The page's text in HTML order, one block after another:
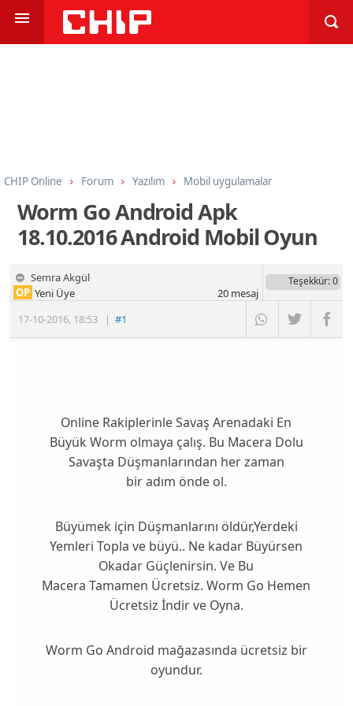
CHIP Online Forum Yazılım Mobil uygulamalar
Worm Go Android Apk
18.10.2016 Android Mobil Oyun
Semra Akgül
17-10-2016, 18:53 |#1
OP Yeni Üye
Teşekkür: 0
20mesaj
Online Rakiplerinle Savaş Arenadaki En
Büyük Worm olmaya çalış. Bu Macera Dolu
Savaşta Düşmanlarından her zaman
bir adım önde ol.
Büyümek için Düşmanlarını öldür,Yerdeki
Yemleri Topla ve büyü.. Ne kadar Büyürsen
Okadar Güçlenirsin. Ve Bu
Macera Tamamen Ücretsiz. Worm Go Hemen
Ücretsiz İndir ve Oyna.
Worm Go Android mağazasında ücretsiz bir
oyundur.